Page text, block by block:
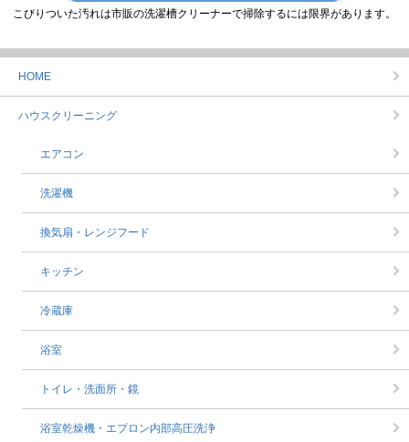
こびりついた汚れは市販の洗濯槽クリーナーで掃除するには限界があります。
HOME
ハウスクリーニング
エアコン
洗濯機
換気扇・レンジフード
キッチン
冷蔵庫
浴室
トイレ・洗面所・鏡
浴室乾燥機・エプロン内部高圧洗浄